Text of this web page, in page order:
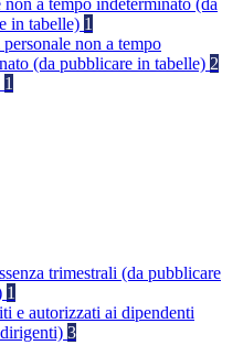
non a tempo indeterminato (da
in tabelle) 1
non a tempo
(da pubblicare in tabelle) 2
1
trimestrali (da pubblicare
1
e autorizzati ai dipendenti
3